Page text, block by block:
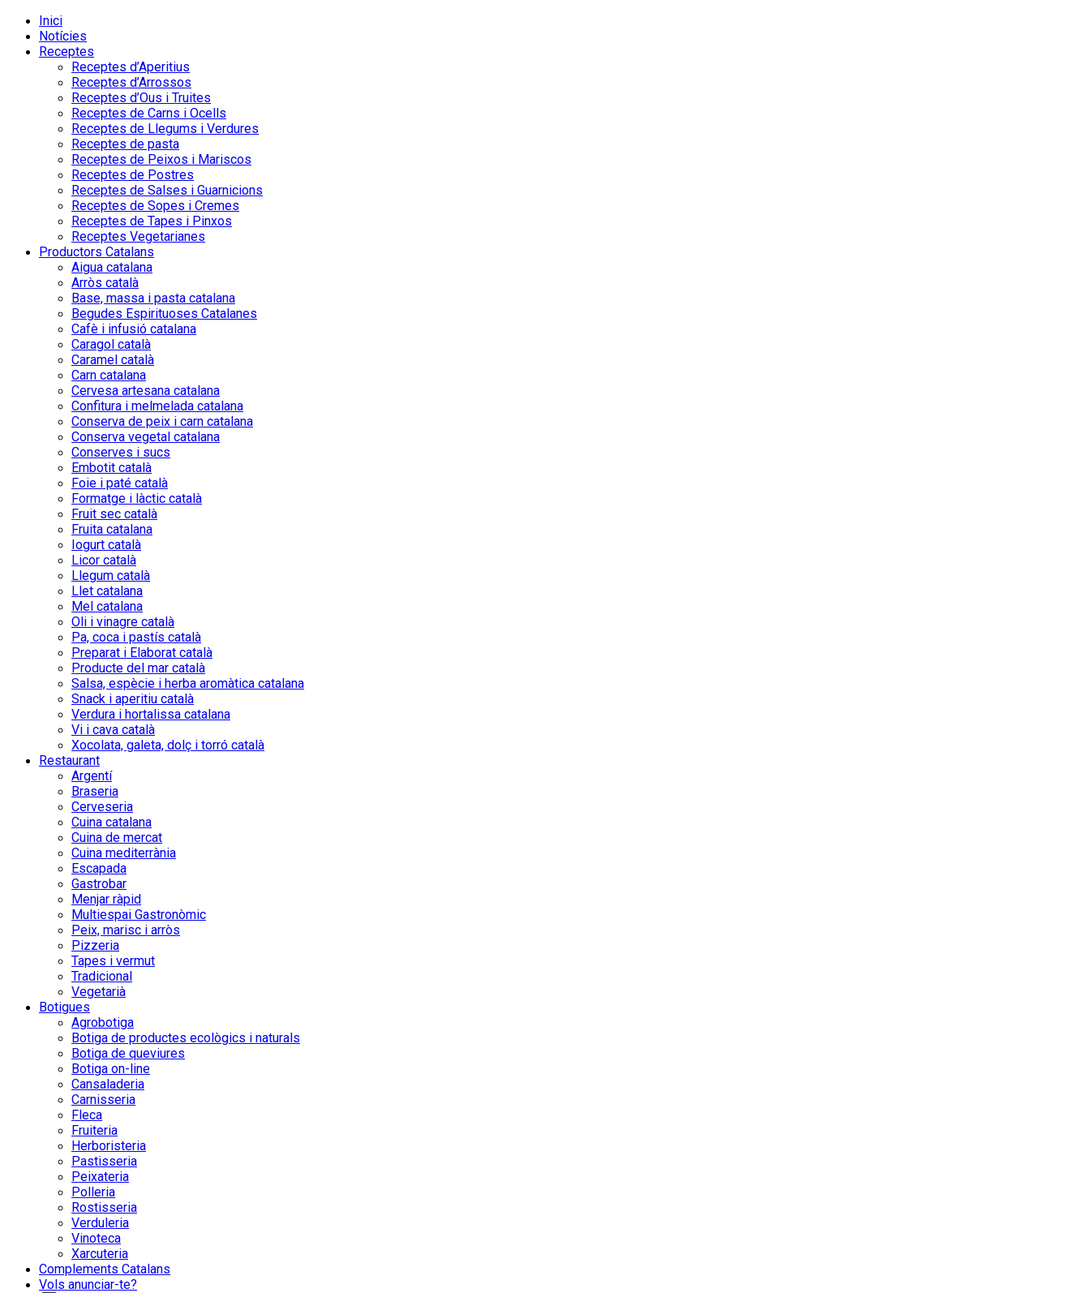
Inici
Notícies
Receptes
Receptes d’Aperitius
Receptes d’Arrossos
Receptes d’Ous i Truites
Receptes de Carns i Ocells
Receptes de Llegums i Verdures
Receptes de pasta
Receptes de Peixos i Mariscos
Receptes de Postres
Receptes de Salses i Guarnicions
Receptes de Sopes i Cremes
Receptes de Tapes i Pinxos
Receptes Vegetarianes
Productors Catalans
Aigua catalana
Arròs català
Base, massa i pasta catalana
Begudes Espirituoses Catalanes
Cafè i infusió catalana
Caragol català
Caramel català
Carn catalana
Cervesa artesana catalana
Confitura i melmelada catalana
Conserva de peix i carn catalana
Conserva vegetal catalana
Conserves i sucs
Embotit català
Foie i paté català
Formatge i làctic català
Fruit sec català
Fruita catalana
Iogurt català
Licor català
Llegum català
Llet catalana
Mel catalana
Oli i vinagre català
Pa, coca i pastís català
Preparat i Elaborat català
Producte del mar català
Salsa, espècie i herba aromàtica catalana
Snack i aperitiu català
Verdura i hortalissa catalana
Vi i cava català
Xocolata, galeta, dolç i torró català
Restaurant
Argentí
Braseria
Cerveseria
Cuina catalana
Cuina de mercat
Cuina mediterrània
Escapada
Gastrobar
Menjar ràpid
Multiespai Gastronòmic
Peix, marisc i arròs
Pizzeria
Tapes i vermut
Tradicional
Vegetarià
Botigues
Agrobotiga
Botiga de productes ecològics i naturals
Botiga de queviures
Botiga on-line
Cansaladeria
Carnisseria
Fleca
Fruiteria
Herboristeria
Pastisseria
Peixateria
Polleria
Rostisseria
Verduleria
Vinoteca
Xarcuteria
Complements Catalans
Vols anunciar-te?